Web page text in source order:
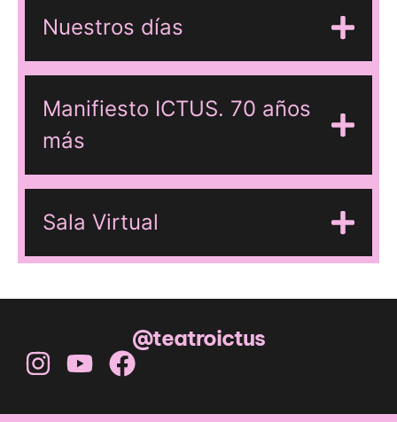
Nuestros días
Manifiesto ICTUS. 70 años
más
Sala Virtual
@teatroictus